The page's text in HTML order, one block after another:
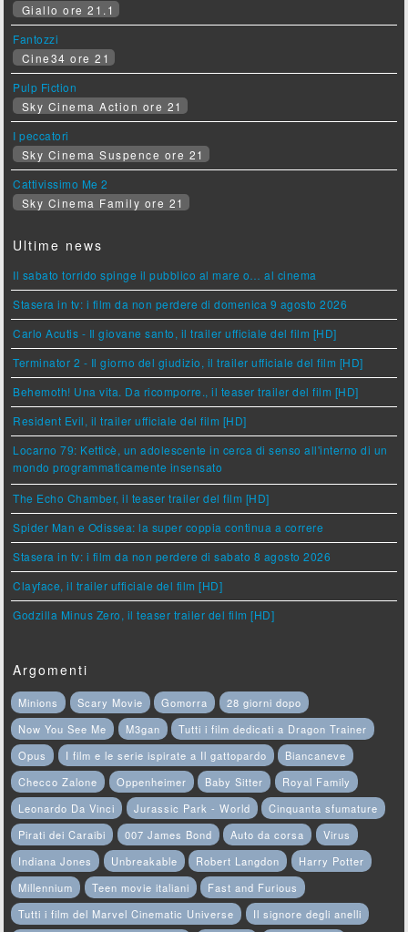
Giallo ore 21.1
Fantozzi
Cine34 ore 21
Pulp Fiction
Sky Cinema Action ore 21
I peccatori
Sky Cinema Suspence ore 21
Cattivissimo Me 2
Sky Cinema Family ore 21
Ultime news
Il sabato torrido spinge il pubblico al mare o… al cinema
Stasera in tv: i film da non perdere di domenica 9 agosto 2026
Carlo Acutis - Il giovane santo, il trailer ufficiale del film [HD]
Terminator 2 - Il giorno del giudizio, il trailer ufficiale del film [HD]
Behemoth! Una vita. Da ricomporre., il teaser trailer del film [HD]
Resident Evil, il trailer ufficiale del film [HD]
Locarno 79: Ketticè, un adolescente in cerca di senso all'interno di un
mondo programmaticamente insensato
The Echo Chamber, il teaser trailer del film [HD]
Spider Man e Odissea: la super coppia continua a correre
Stasera in tv: i film da non perdere di sabato 8 agosto 2026
Clayface, il trailer ufficiale del film [HD]
Godzilla Minus Zero, il teaser trailer del film [HD]
Argomenti
Minions Scary Movie Gomorra
28 giorni dopo
Now You See Me
M3gan
Tutti i film dedicati a Dragon Trainer
Opus
I film e le serie ispirate a Il gattopardo
Biancaneve
Checco Zalone
Oppenheimer Baby Sitter
Royal Family
Leonardo Da Vinci
Jurassic Park - World
Cinquanta sfumature
Pirati dei Caraibi
007 James Bond Auto da corsa
Virus
Indiana Jones
Unbreakable Robert Langdon
Harry Potter
Millennium
Teen movie italiani
Fast and Furious
Tutti i film del Marvel Cinematic Universe
Il signore degli anelli